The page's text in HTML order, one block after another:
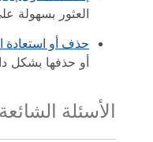
العثور بسهولة
حذف أو استعادة
أو حذفها بشكل
الأسئلة الشائعة